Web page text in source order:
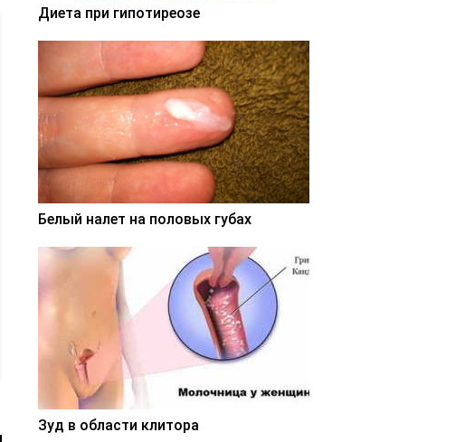
Диета при гипотиреозе
Белый налет на половых губах
Зуд в области клитора